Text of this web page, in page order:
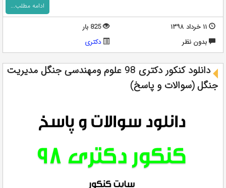
ادامه مطلب...
۱۱ خرداد ۱۳۹۸
825 بار
بدون نظر
دکتری
دانلود کنکور دکتری 98 علوم ومهندسی جنگل مدیریت
جنگل (سوالات و پاسخ)